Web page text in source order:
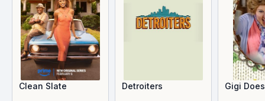
Clean Slate Detroiters Gigi